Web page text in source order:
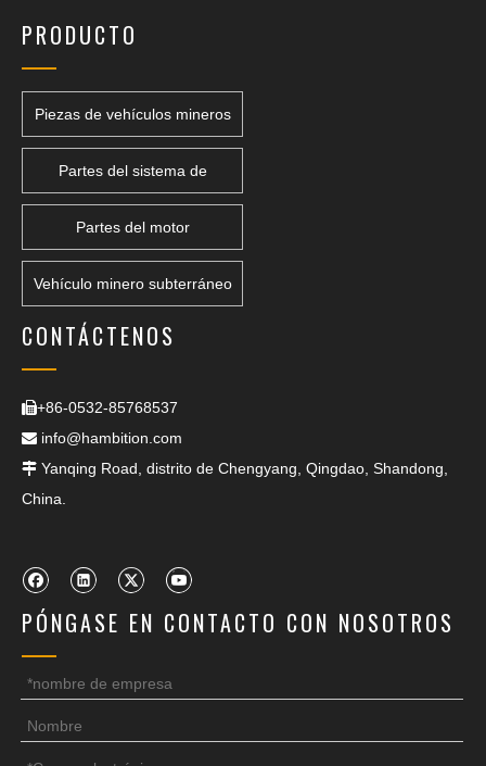
PRODUCTO
Piezas de vehículos mineros
Partes del sistema de
Partes del motor
Vehículo minero subterráneo
CONTÁCTENOS
+86-0532-85768537
 info@hambition.com
 Yanqing Road, distrito de Chengyang, Qingdao, Shandong,
China.
PÓNGASE EN CONTACTO CON NOSOTROS